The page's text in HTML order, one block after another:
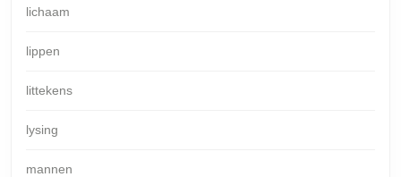
lichaam
lippen
littekens
lysing
mannen